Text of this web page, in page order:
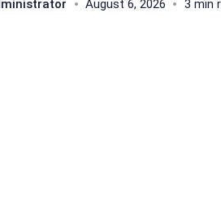
August 6, 2026 3 min